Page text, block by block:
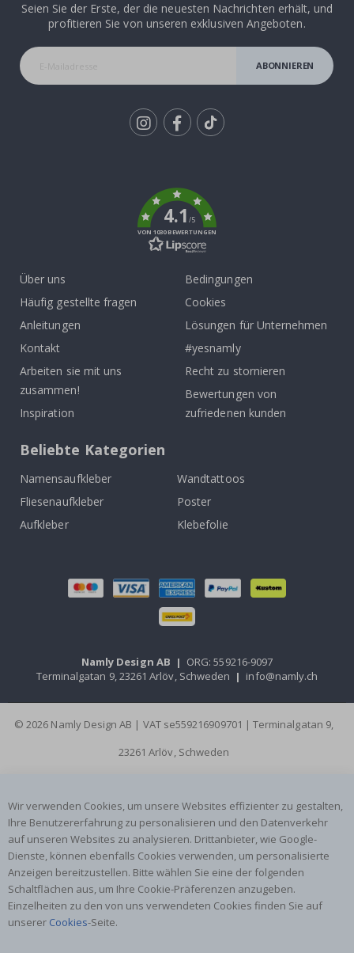
Seien Sie der Erste, der die neuesten Nachrichten erhält, und
profitieren Sie von unseren exklusiven Angeboten.
ABONNIEREN
4.1/5
VON 1030 BEWERTUNGEN
Über uns
Häufig gestellte fragen
Anleitungen
Kontakt
Arbeiten sie mit uns
zusammen!
Inspiration
Bedingungen
Cookies
Lösungen für Unternehmen
#yesnamly
Recht zu stornieren
Bewertungen von
zufriedenen kunden
Beliebte Kategorien
Namensaufkleber
Wandtattoos
Fliesenaufkleber
Poster
Aufkleber
Klebefolie
Namly Design AB | ORG: 559216-9097
Terminalgatan 9, 23261 Arlöv, Schweden | info@namly.ch
© 2026 Namly Design AB | VAT se559216909701 | Terminalgatan 9,
23261 Arlöv, Schweden
Wir verwenden Cookies, um unsere Websites effizienter zu gestalten,
Ihre Benutzererfahrung zu personalisieren und den Datenverkehr
auf unseren Websites zu analysieren. Drittanbieter, wie Google-
Dienste, können ebenfalls Cookies verwenden, um personalisierte
Anzeigen bereitzustellen. Bitte wählen Sie eine der folgenden
Schaltflächen aus, um Ihre Cookie-Präferenzen anzugeben.
Einzelheiten zu den von uns verwendeten Cookies finden Sie auf
unserer Cookies-Seite.